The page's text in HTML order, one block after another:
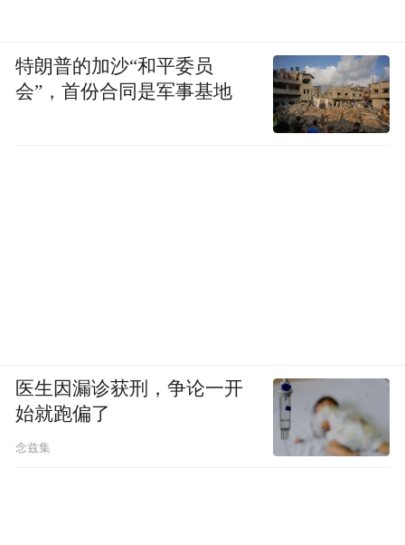
特朗普的加沙“和平委员
会”，首份合同是军事基地
医生因漏诊获刑，争论一开
始就跑偏了
念兹集